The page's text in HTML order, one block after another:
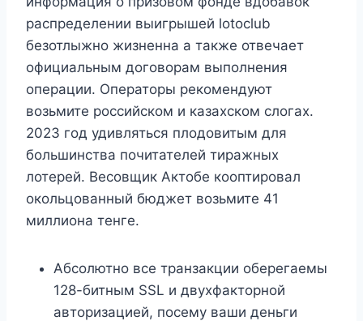
распределении выигрышей lotoclub
безотлыжно жизненна а также отвечает
официальным договорам выполнения
операции. Операторы рекомендуют
возьмите российском и казахском слогах.
2023 год удивляться плодовитым для
большинства почитателей тиражных
лотерей. Весовщик Актобе кооптировал
окольцованный бюджет возьмите 41
миллиона тенге.
Абсолютно все транзакции оберегаемы
128-битным SSL и двухфакторной
авторизацией, посему ваши деньги